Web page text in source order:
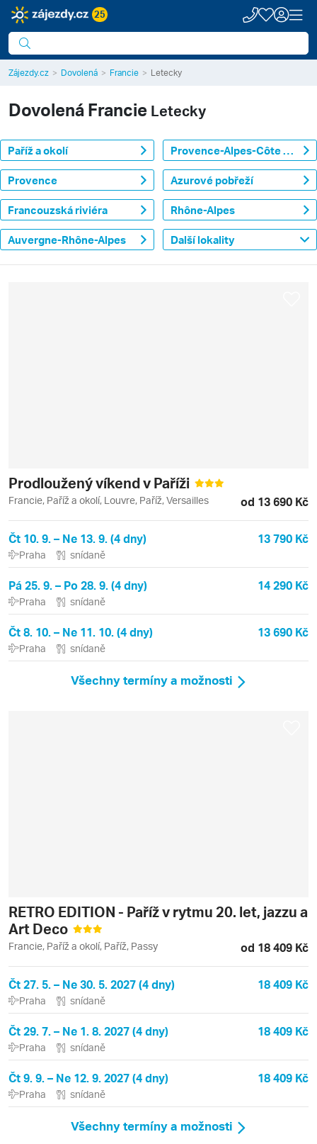
25
Zájezdy.cz Dovolená Francie Letecky
Dovolená Francie Letecky
Paříž a okolí Provence-Alpes-Côte d'Azur
Provence Azurové pobřeží
Francouzská riviéra Rhône-Alpes
Auvergne-Rhône-Alpes Další lokality
Prodloužený víkend v Paříži
Francie, Paříž a okolí, Louvre, Paříž, Versailles od 13 690 Kč
Čt 10. 9. – Ne 13. 9. (4 dny) 13 790 Kč
Praha snídaně
Pá 25. 9. – Po 28. 9. (4 dny) 14 290 Kč
Praha snídaně
Čt 8. 10. – Ne 11. 10. (4 dny) 13 690 Kč
Praha snídaně
Všechny termíny a možnosti
RETRO EDITION - Paříž v rytmu 20. let, jazzu a
Art Deco
Francie, Paříž a okolí, Paříž, Passy od 18 409 Kč
Čt 27. 5. – Ne 30. 5. 2027 (4 dny) 18 409 Kč
Praha snídaně
Čt 29. 7. – Ne 1. 8. 2027 (4 dny) 18 409 Kč
Praha snídaně
Čt 9. 9. – Ne 12. 9. 2027 (4 dny) 18 409 Kč
Praha snídaně
Všechny termíny a možnosti